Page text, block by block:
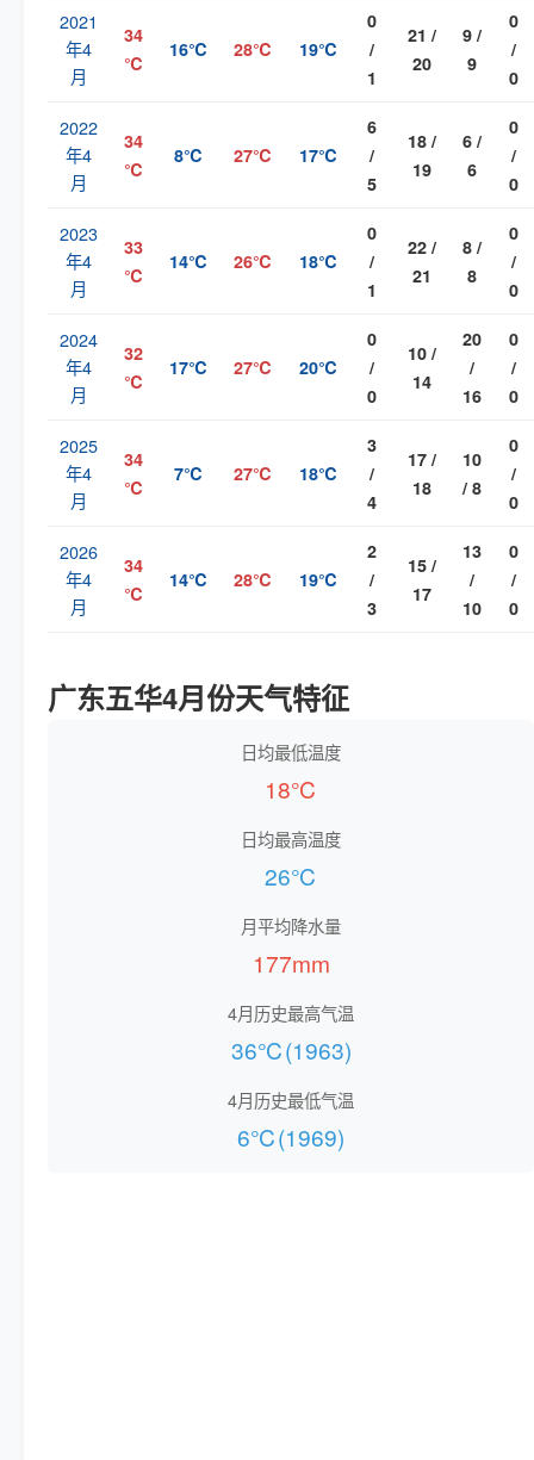
2021
年4
月
34
℃
16℃ 28℃ 19℃
0
/
1
21 /
20
9 /
9
0
/
0
2022
年4
月
34
℃
8℃ 27℃ 17℃
6
/
5
18 /
19
6 /
6
0
/
0
2023
年4
月
33
℃
14℃ 26℃ 18℃
0
/
1
22 /
21
8 /
8
0
/
0
2024
年4
月
32
℃
17℃ 27℃ 20℃
0
/
0
10 /
14
20
/
16
0
/
0
2025
年4
月
34
℃
7℃ 27℃ 18℃
3
/
4
17 /
18
10
/ 8
0
/
0
2026
年4
月
34
℃
14℃ 28℃ 19℃
2
/
3
15 /
17
13
/
10
0
/
0
广东五华4月份天气特征
日均最低温度
18℃
日均最高温度
26℃
月平均降水量
177mm
4月历史最高气温
36℃(1963)
4月历史最低气温
6℃(1969)